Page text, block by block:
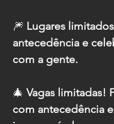
🎆 Lugares
antecedência e
com a gente.
🎄 Vagas limitadas!
com antecedência